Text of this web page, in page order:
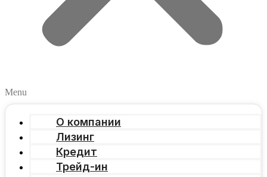
Menu
О компании
Лизинг
Кредит
Трейд-ин